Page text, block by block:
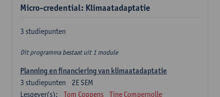
Micro-credential: Klimaatadaptatie
3 studiepunten
Dit programma bestaat uit 1 module
Planning en financiering van klimaatadaptatie
2E SEM
3 studiepunten
Lesgever(s):
Tom Coppens
Tine Compernolle